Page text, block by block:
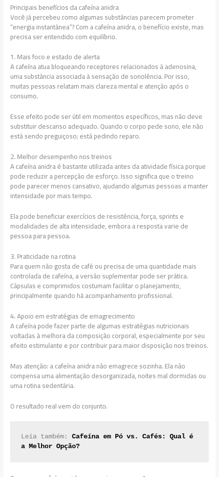
Principais benefícios da cafeína anidra
Você já percebeu como algumas substâncias parecem prometer
“energia instantânea”? Com a cafeína anidra, o benefício existe, mas
precisa ser entendido com equilíbrio.
1. Mais foco e estado de alerta
A cafeína atua bloqueando receptores relacionados à adenosina,
uma substância associada à sensação de sonolência. Por isso,
muitas pessoas relatam mais clareza mental e atenção após o
consumo.
Esse efeito pode ser útil em momentos específicos, mas não deve
substituir descanso adequado. Quando o corpo pede sono, ele não
está sendo preguiçoso; está pedindo reparo.
2. Melhor desempenho nos treinos
A cafeína anidra é bastante utilizada antes da atividade física porque
pode reduzir a percepção de esforço. Isso significa que o treino
pode parecer menos cansativo, ajudando algumas pessoas a manter
intensidade por mais tempo.
Ela pode beneficiar exercícios de resistência, força, sprints e
modalidades de alta intensidade, embora a resposta varie de
pessoa para pessoa.
3. Praticidade na rotina
Para quem não gosta de café ou precisa de uma quantidade mais
controlada de cafeína, a versão suplementar pode ser prática.
Cápsulas e comprimidos costumam facilitar o planejamento,
principalmente quando há acompanhamento profissional.
4. Apoio em estratégias de emagrecimento
A cafeína pode fazer parte de algumas estratégias nutricionais
voltadas à melhora da composição corporal, especialmente por seu
efeito estimulante e por contribuir para maior disposição nos treinos.
Mas atenção: a cafeína anidra não emagrece sozinha. Ela não
compensa uma alimentação desorganizada, noites mal dormidas ou
uma rotina sedentária.
O resultado real vem do conjunto.
Leia também: Cafeína em Pó vs. Cafés: Qual é
a Melhor Opção?